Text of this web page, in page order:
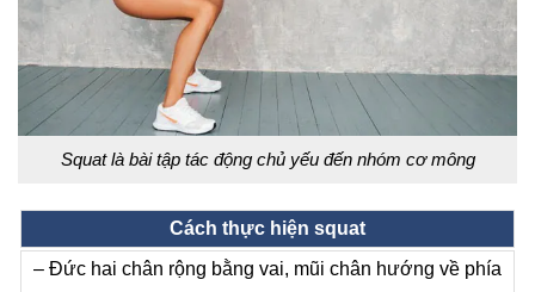
Squat là bài tập tác động chủ yếu đến nhóm cơ mông
Cách thực hiện squat
– Đức hai chân rộng bằng vai, mũi chân hướng về phía